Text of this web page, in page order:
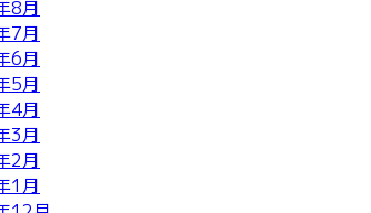
8月
7月
6月
5月
4月
3月
2月
1月